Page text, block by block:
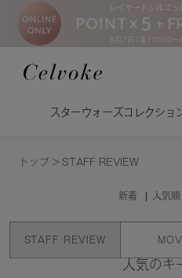
スターウォーズコレクショ
トップ > STAFF REVIEW
新着 人気順
STAFF REVIEW
人気のキ